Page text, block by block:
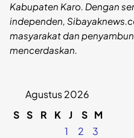
Kabupaten Karo. Dengan
independen,
masyarakat dan
mencerdaskan.
Agustus 2026
S S R K J S M
1
2
3